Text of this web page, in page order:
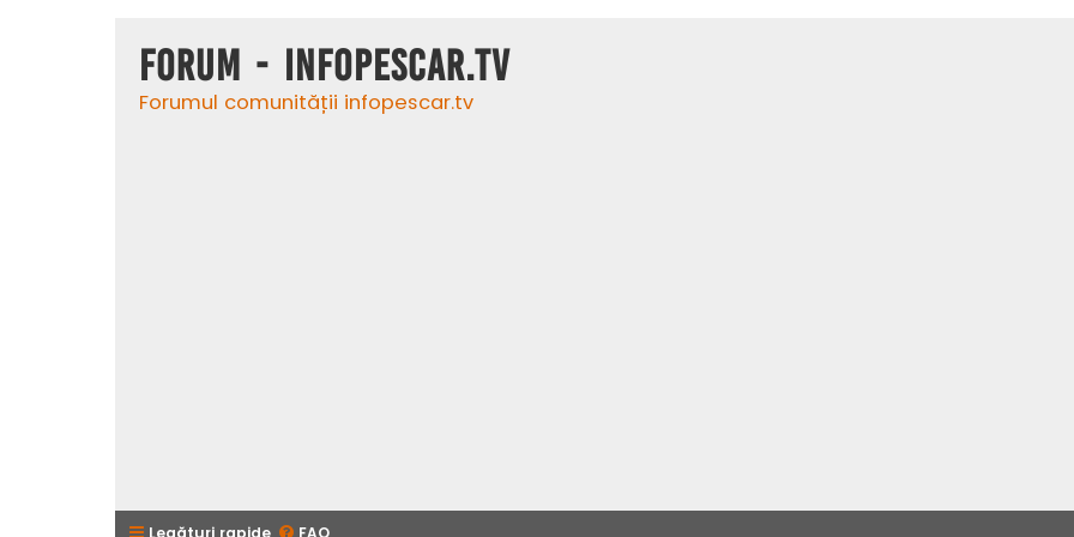
Forum - InfoPescar.Tv
Forumul comunității infopescar.tv
Legături rapide FAQ